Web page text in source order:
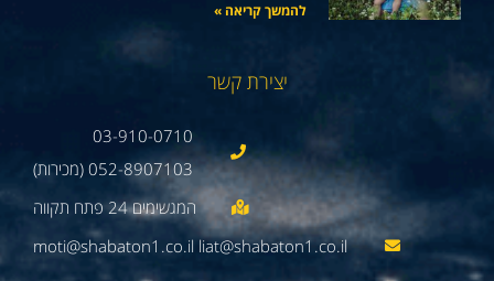
להמשך קריאה »
יצירת קשר
03-910-0710
052-8907103 (מכירות)
moti@shabaton1.co.il liat@shabaton1.co.il